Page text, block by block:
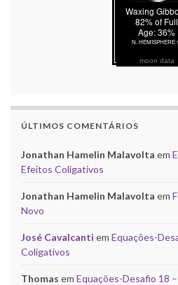
moon data
ÚLTIMOS COMENTÁRIOS
Jonathan Hamelin Malavolta em
Efeitos Coligativos
Jonathan Hamelin Malavolta em
Novo
José Cavalcanti em Equações-
Coligativos
Thomas em Equações-Desafio 18